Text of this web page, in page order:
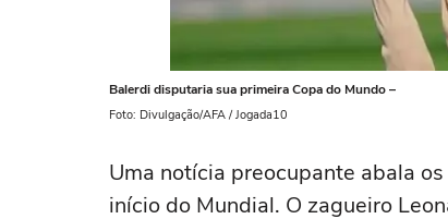
Balerdi disputaria sua primeira Copa do Mundo –
Foto: Divulgação/AFA / Jogada10
Uma notícia preocupante abala
início do Mundial. O zagueiro